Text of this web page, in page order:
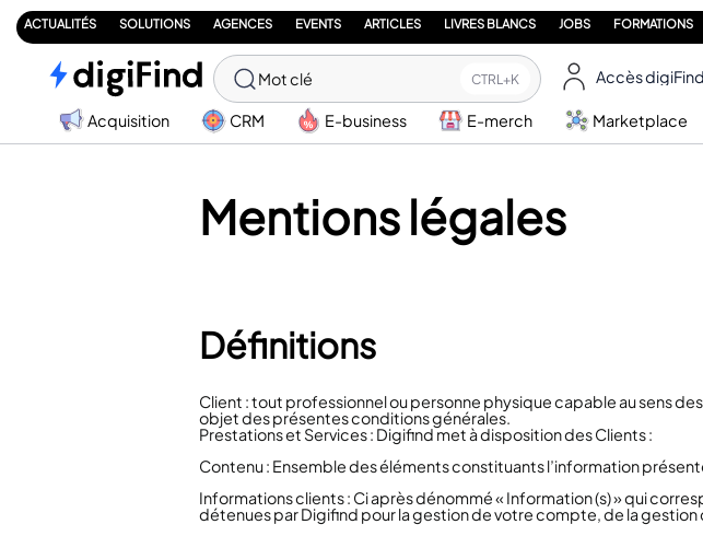
ACTUALITÉS SOLUTIONS AGENCES EVENTS ARTICLES LIVRES BLANCS JOBS FORMATIONS
Mot clé CTRL+K Accès digiFind
Acquisition CRM E-business E-merch Marketplace
Mentions légales
Définitions
Client : tout professionnel ou personne physique capable au sens
objet des présentes conditions générales.
Prestations et Services : Digifind met à disposition des Clients :
Contenu : Ensemble des éléments constituants l’information
Informations clients : Ci après dénommé « Information (s) » qui
détenues par Digifind pour la gestion de votre compte, de la gestion